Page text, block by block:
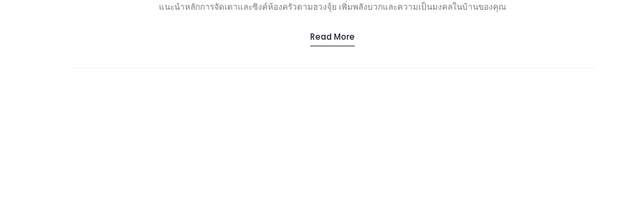
แนะนำหลักการจัดเตาและซิงค์ห้องครัวตามฮวงจุ้ย เพิ่มพลังบวกและความเป็นมงคลในบ้านของคุณ
Read More